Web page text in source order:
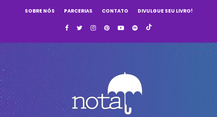
SOBRE NÓS PARCERIAS CONTATO DIVULGUE SEU LIVRO!